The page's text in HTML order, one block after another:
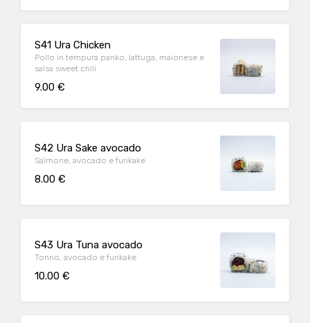
S41 Ura Chicken
Pollo in tempura panko, lattuga, maionese e
salsa sweet chili
9.00 €
S42 Ura Sake avocado
Salmone, avocado e furikake
8.00 €
S43 Ura Tuna avocado
Tonno, avocado e furikake
10.00 €